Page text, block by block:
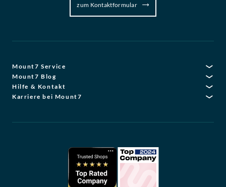
zum Kontaktformular
Mount7 Service
Mount7 Blog
Hilfe & Kontakt
Karriere bei Mount7